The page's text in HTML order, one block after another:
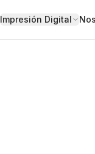
Impresión Digital